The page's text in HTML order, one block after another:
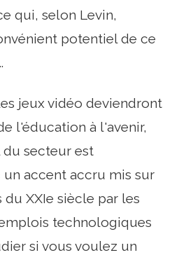
qui, selon Levin,
potentiel de ce
jeux vidéo deviendront
l'éducation à l'avenir,
secteur est
un accent accru mis sur
XXIe siècle par les
technologiques
si vous voulez un